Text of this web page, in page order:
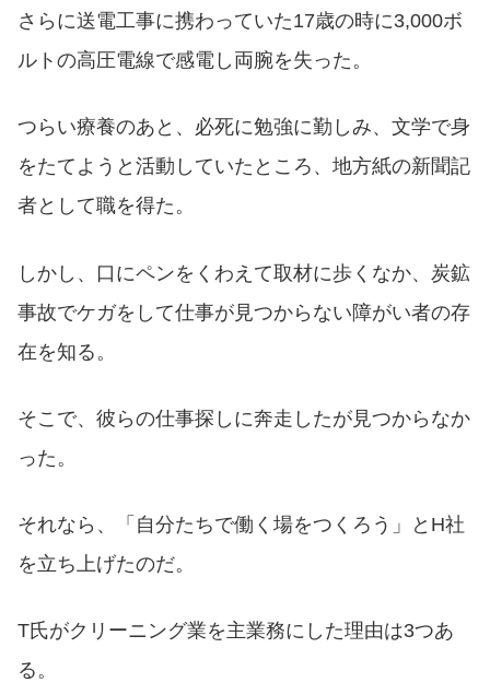
さらに送電工事に携わっていた17歳の時に3,000ボ
ルトの高圧電線で感電し両腕を失った。
つらい療養のあと、必死に勉強に勤しみ、文学で身
をたてようと活動していたところ、地方紙の新聞記
者として職を得た。
しかし、口にペンをくわえて取材に歩くなか、炭鉱
事故でケガをして仕事が見つからない障がい者の存
在を知る。
そこで、彼らの仕事探しに奔走したが見つからなか
った。
それなら、「自分たちで働く場をつくろう」とH社
を立ち上げたのだ。
T氏がクリーニング業を主業務にした理由は3つあ
る。